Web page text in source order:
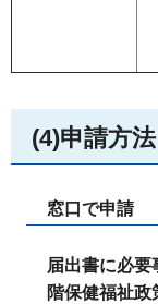
(4)申請方法
窓口で申請
届出書に必要
階保健福祉政